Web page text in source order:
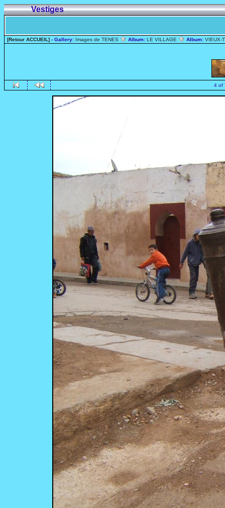
Vestiges
[Retour ACCUEIL] - Gallery: Images de TENES Album: LE VILLAGE Album: VIEUX-
4 of